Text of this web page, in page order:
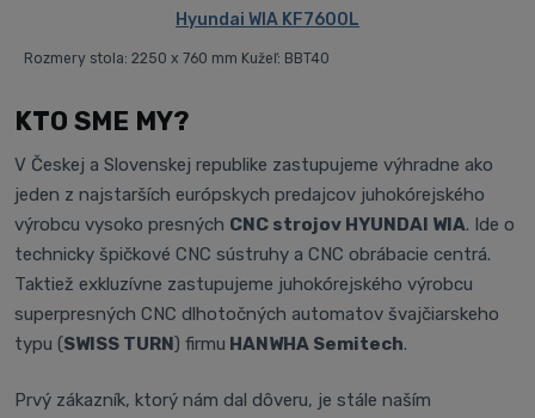
Hyundai WIA KF7600L
Rozmery stola: 2250 x 760 mm Kužeľ: BBT40
KTO SME MY?
V Českej a Slovenskej republike zastupujeme výhradne ako
jeden z najstarších európskych predajcov juhokórejského
výrobcu vysoko presných CNC strojov HYUNDAI WIA. Ide o
technicky špičkové CNC sústruhy a CNC obrábacie centrá.
Taktiež exkluzívne zastupujeme juhokórejského výrobcu
superpresných CNC dlhotočných automatov švajčiarskeho
typu (SWISS TURN) firmu HANWHA Semitech.
Prvý zákazník, ktorý nám dal dôveru, je stále naším